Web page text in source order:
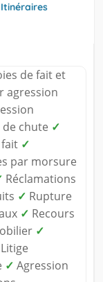
Itinéraires
de fait et
agression
chute ✓
✓
par morsure
Réclamations
✓ Rupture
✓ Recours
✓
Litige
✓ Agression